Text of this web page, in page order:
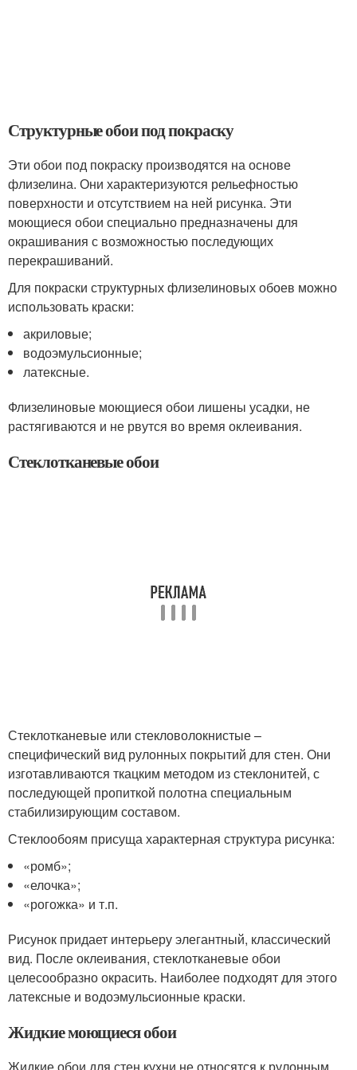
Структурные обои под покраску
Эти обои под покраску производятся на основе
флизелина. Они характеризуются рельефностью
поверхности и отсутствием на ней рисунка. Эти
моющиеся обои специально предназначены для
окрашивания с возможностью последующих
перекрашиваний.
Для покраски структурных флизелиновых обоев можно
использовать краски:
акриловые;
водоэмульсионные;
латексные.
Флизелиновые моющиеся обои лишены усадки, не
растягиваются и не рвутся во время оклеивания.
Стеклотканевые обои
Стеклотканевые или стекловолокнистые –
специфический вид рулонных покрытий для стен. Они
изготавливаются ткацким методом из стеклонитей, с
последующей пропиткой полотна специальным
стабилизирующим составом.
Стеклообоям присуща характерная структура рисунка:
«ромб»;
«елочка»;
«рогожка» и т.п.
Рисунок придает интерьеру элегантный, классический
вид. После оклеивания, стеклотканевые обои
целесообразно окрасить. Наиболее подходят для этого
латексные и водоэмульсионные краски.
Жидкие моющиеся обои